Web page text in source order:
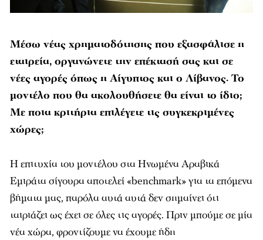
Μέσω νέας χρηματοδότησης που εξασφάλισε η
εταιρεία, οργανώνετε την επέκτασή σας και σε
νέες αγορές όπως η Αίγυπτος και ο Λίβανος. Το
μοντέλο που θα ακολουθήσετε θα είναι το ίδιο;
Με ποια κριτήρια επιλέγετε τις συγκεκριμένες
χώρες;
Η επιτυχία του μοντέλου στα Ηνωμένα Αραβικά
Εμιράτα σίγουρα αποτελεί «benchmark» για τα επόμενα
βήματα μας, παρόλα αυτά αυτά δεν σημαίνει ότι
ταιριάζει ως έχει σε όλες τις αγορές. Πριν μπούμε σε μία
νέα χώρα, φροντίζουμε να έχουμε ήδη